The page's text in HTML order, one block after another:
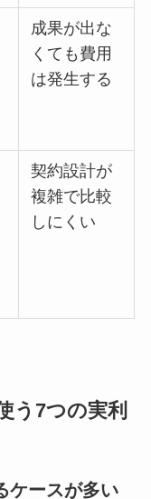
成果が出な
くても費用
は発生する
契約設計が
複雑で比較
しにくい
う7つの実利
ケースが多い